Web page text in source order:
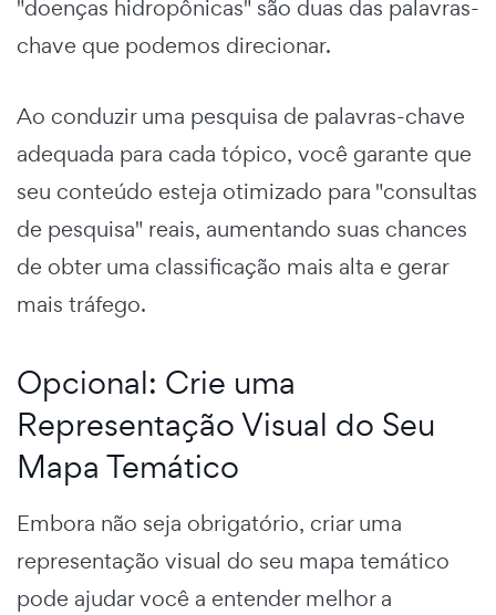
"doenças hidropônicas" são duas das palavras-
chave que podemos direcionar.
Ao conduzir uma pesquisa de palavras-chave
adequada para cada tópico, você garante que
seu conteúdo esteja otimizado para "consultas
de pesquisa" reais, aumentando suas chances
de obter uma classificação mais alta e gerar
mais tráfego.
Opcional: Crie uma
Representação Visual do Seu
Mapa Temático
Embora não seja obrigatório, criar uma
representação visual do seu mapa temático
pode ajudar você a entender melhor a